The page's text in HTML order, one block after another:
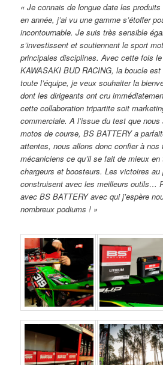
« Je connais de longue date les produits
en année, j’ai vu une gamme s’étoffer
incontournable. Je suis très sensible
s’investissent et soutiennent le sport
principales disciplines. Avec cette fois
KAWASAKI BUD RACING, la boucle
toute l’équipe, je veux souhaiter la
dont les dirigeants ont cru
cette collaboration tripartite soit
commerciale. A l’issue du test que
motos de course, BS BATTERY a
attentes, nous allons donc confier à nos
mécaniciens ce qu’il se fait de mieux
chargeurs et boosteurs. Les victoires
construisent avec les meilleurs outils…
avec BS BATTERY avec qui j’espère
nombreux podiums ! »